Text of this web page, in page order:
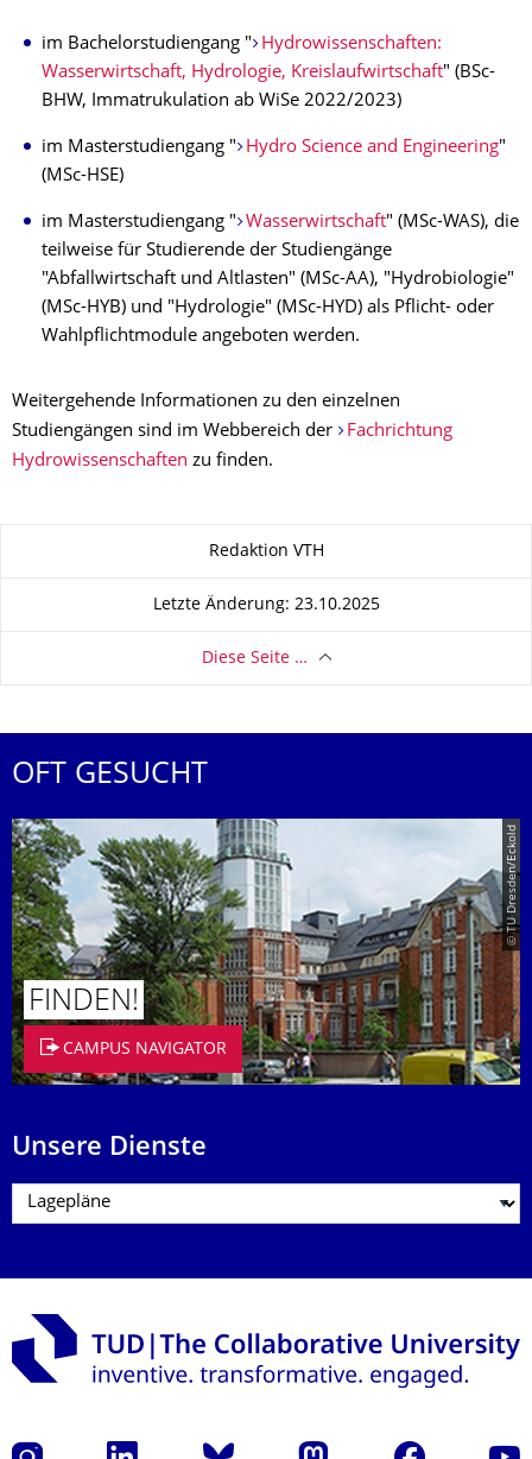
im Bachelorstudiengang "
Hydrowissenschaften:
Wasserwirtschaft, Hydrologie, Kreislaufwirtschaft" (BSc-
BHW, Immatrukulation ab WiSe 2022/2023)
im Masterstudiengang " Hydro Science and Engineering"
(MSc-HSE)
im Masterstudiengang " Wasserwirtschaft" (MSc-WAS), die
teilweise für Studierende der Studiengänge
"Abfallwirtschaft und Altlasten" (MSc-AA), "Hydrobiologie"
(MSc-HYB) und "Hydrologie" (MSc-HYD) als Pflicht- oder
Wahlpflichtmodule angeboten werden.
Weitergehende Informationen zu den einzelnen
Studiengängen sind im Webbereich der
Fachrichtung
Hydrowissenschaften zu finden.
Redaktion VTH
Letzte Änderung: 23.10.2025
Diese Seite …
OFT GESUCHT
© TU Dresden/Eckold
FINDEN!
CAMPUS NAVIGATOR
Unsere Dienste
Instagram LinkedIn Bluesky Mastodon Facebook